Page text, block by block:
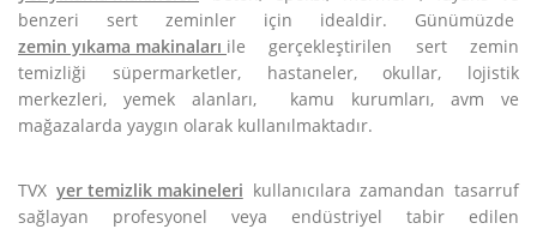
benzeri sert zeminler için idealdir. Günümüzde
zemin yıkama makinaları ile gerçekleştirilen sert zemin
temizliği süpermarketler, hastaneler, okullar, lojistik
merkezleri, yemek alanları, kamu kurumları, avm ve
mağazalarda yaygın olarak kullanılmaktadır.
TVX yer temizlik makineleri kullanıcılara zamandan tasarruf
sağlayan profesyonel veya endüstriyel tabir edilen